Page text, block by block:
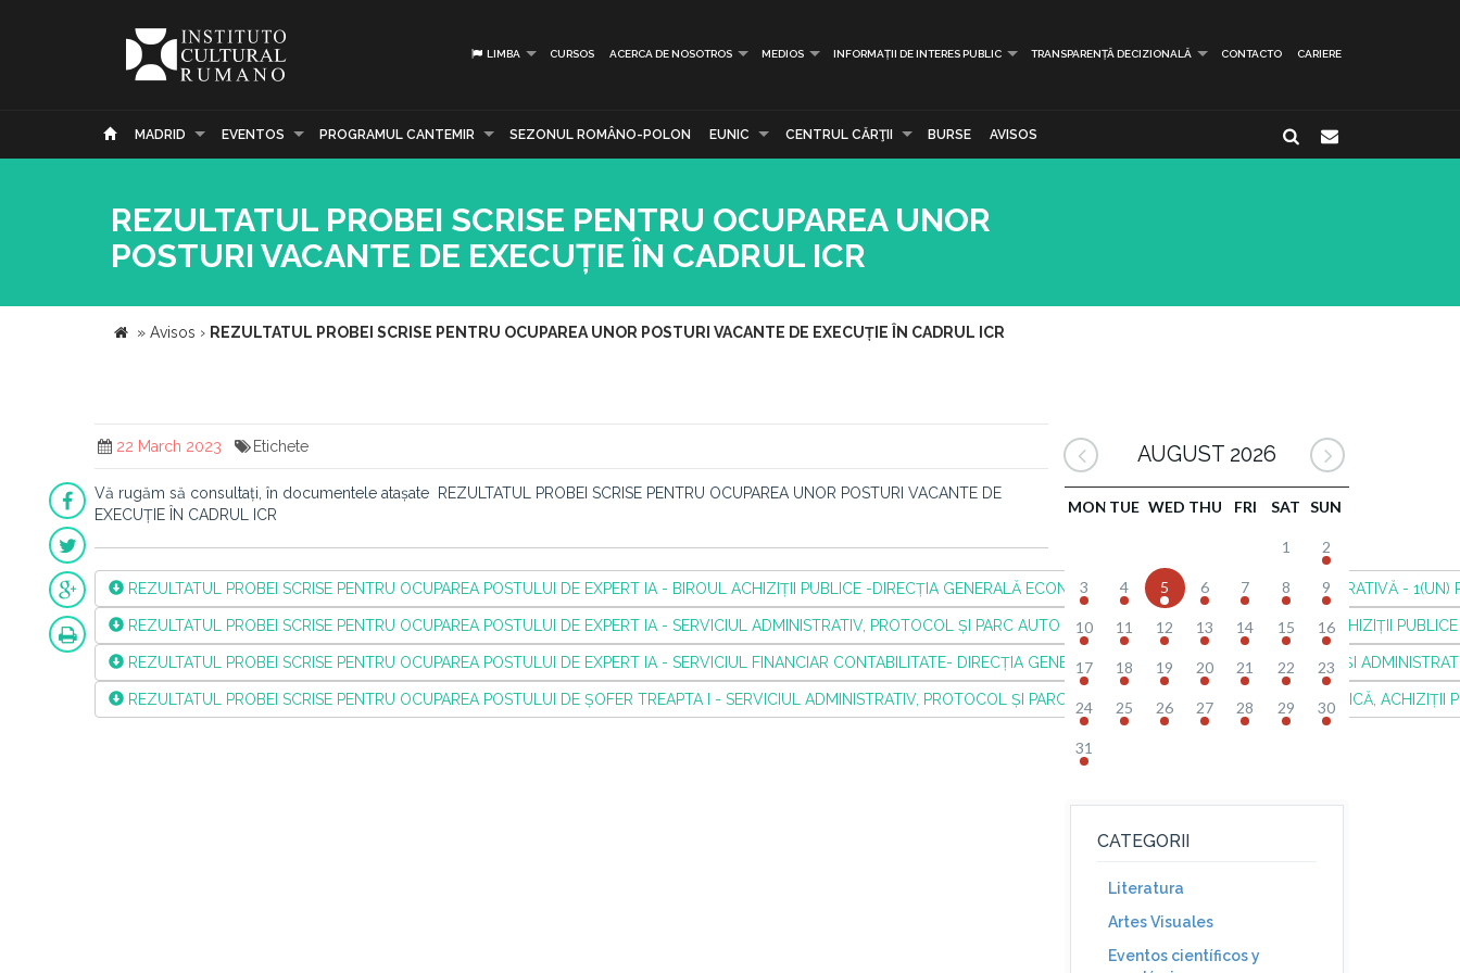
LIMBA CURSOS ACERCA DE NOSOTROS MEDIOS INFORMAȚII DE INTERES PUBLIC TRANSPARENȚĂ DECIZIONALĂ CONTACTO CARIERE
MADRID EVENTOS PROGRAMUL CANTEMIR SEZONUL ROMÂNO-POLON EUNIC CENTRUL CĂRŢII BURSE AVISOS
REZULTATUL PROBEI SCRISE PENTRU OCUPAREA UNOR
POSTURI VACANTE DE EXECUȚIE ÎN CADRUL ICR
» Avisos › REZULTATUL PROBEI SCRISE PENTRU OCUPAREA UNOR POSTURI VACANTE DE EXECUȚIE ÎN CADRUL ICR
22 March 2023 Etichete
Vă rugăm să consultați, în documentele atașate REZULTATUL PROBEI SCRISE PENTRU OCUPAREA UNOR POSTURI VACANTE DE
EXECUȚIE ÎN CADRUL ICR
REZULTATUL PROBEI SCRISE PENTRU OCUPAREA POSTULUI DE EXPERT IA - BIROUL ACHIZIȚII PUBLICE -DIRECȚIA GENERALĂ ECONOMICĂ, ACHIZIȚII PUBLICE ȘI ADMINISTRATIVĂ - 1(UN)
REZULTATUL PROBEI SCRISE PENTRU OCUPAREA POSTULUI DE EXPERT IA - SERVICIUL ADMINISTRATIV, PROTOCOL ȘI PARC AUTO - DIRECȚIA GENERALĂ ECONOMICĂ, ACHIZIȚII
REZULTATUL PROBEI SCRISE PENTRU OCUPAREA POSTULUI DE EXPERT IA - SERVICIUL FINANCIAR CONTABILITATE- DIRECȚIA GENERALĂ ECONOMICĂ, ACHIZIȚII PUBLICE ȘI
REZULTATUL PROBEI SCRISE PENTRU OCUPAREA POSTULUI DE ȘOFER TREAPTA I - SERVICIUL ADMINISTRATIV, PROTOCOL ȘI PARC AUTO - DIRECȚIA GENERALĂ ECONOMICĂ, ACHIZIȚII
AUGUST 2026
MON TUE WED THU FRI SAT SUN
1 2
3 4 5 6 7 8 9
10 11 12 13 14 15 16
17 18 19 20 21 22 23
24 25 26 27 28 29 30
31
CATEGORII
Literatura
Artes Visuales
Eventos científicos y